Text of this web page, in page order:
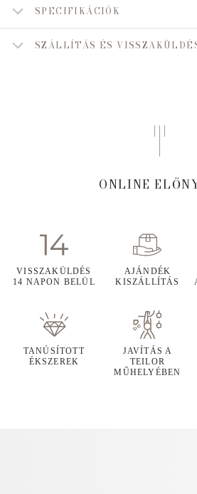
SPECIFIKÁCIÓK
SZÁLLÍTÁS ÉS
ONLINE
VISSZAKÜLDÉS
14 NAPON BELÜL
AJÁNDÉK
KISZÁLLÍTÁS
TANÚSÍTOTT
ÉKSZEREK
JAVÍTÁS A
TEILOR
MŰHELYÉBEN